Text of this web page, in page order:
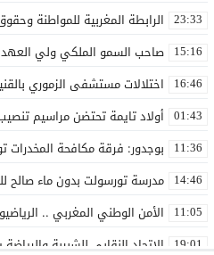
23:33 الرابطة المغربية للمواطنة
15:16 صاحب السمو الملكي ولي العهد
16:46 اختلالات مستشفى الزموري
01:43 أولاد تايمة تحتضن مراسيم
11:36 بوجدور: فرقة مكافحة المخدرات توقف خمسينياً
14:46 مدرسة تورسولت بدون ماء صالح
11:05 الأمن الوطني المغربي ..
19:01 الاتحاد النقابي للشبيبة